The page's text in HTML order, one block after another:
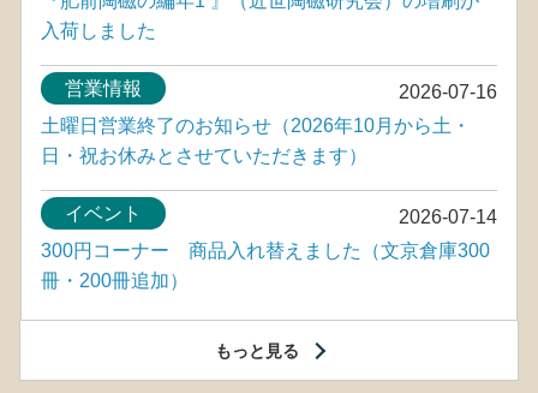
入荷しました
2026-07-16
営業情報
土曜日営業終了のお知らせ（2026年10月から土・
日・祝お休みとさせていただきます）
2026-07-14
イベント
300円コーナー 商品入れ替えました（文京倉庫300
冊・200冊追加）
もっと見る